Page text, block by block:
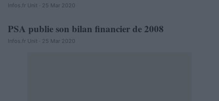
Infos.fr Unit · 25 Mar 2020
AUTOMOBILE
PSA publie son bilan financier de 2008
Infos.fr Unit · 25 Mar 2020